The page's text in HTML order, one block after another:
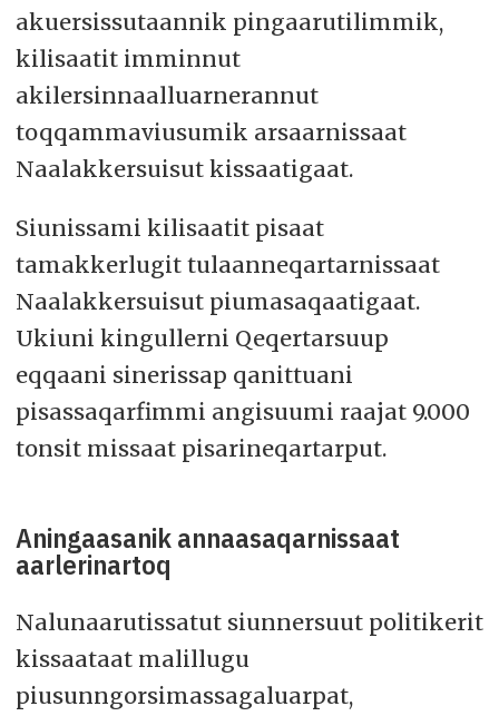
akuersissutaannik pingaarutilimmik,
kilisaatit imminnut
akilersinnaalluarnerannut
toqqammaviusumik arsaarnissaat
Naalakkersuisut kissaatigaat.
Siunissami kilisaatit pisaat
tamakkerlugit tulaanneqartarnissaat
Naalakkersuisut piumasaqaatigaat.
Ukiuni kingullerni Qeqertarsuup
eqqaani sinerissap qanittuani
pisassaqarfimmi angisuumi raajat 9.000
tonsit missaat pisarineqartarput.
Aningaasanik annaasaqarnissaat
aarlerinartoq
Nalunaarutissatut siunnersuut politikerit
kissaataat malillugu
piusunngorsimassagaluarpat,